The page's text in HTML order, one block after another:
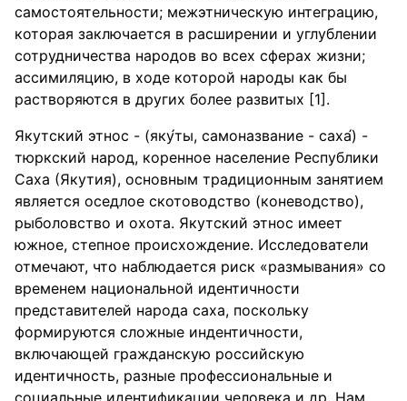
самостоятельности; межэтническую интеграцию,
которая заключается в расширении и углублении
сотрудничества народов во всех сферах жизни;
ассимиляцию, в ходе которой народы как бы
растворяются в других более развитых [1].
Якутский этнос - (яку́ты, самоназвание - саха́) -
тюркский народ, коренное население Республики
Саха (Якутия), основным традиционным занятием
является оседлое скотоводство (коневодство),
рыболовство и охота. Якутский этнос имеет
южное, степное происхождение. Исследователи
отмечают, что наблюдается риск «размывания» со
временем национальной идентичности
представителей народа саха, поскольку
формируются сложные индентичности,
включающей гражданскую российскую
идентичность, разные профессиональные и
социальные идентификации человека и др. Нам